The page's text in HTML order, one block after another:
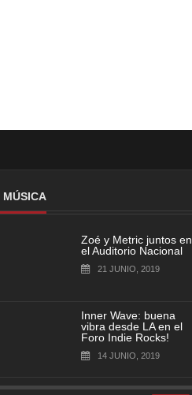
MÚSICA
Zoé y Metric juntos en
el Auditorio Nacional
21 JUNIO, 2019
Inner Wave: buena
vibra desde LA en el
Foro Indie Rocks!
14 JUNIO, 2019